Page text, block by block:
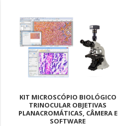
KIT MICROSCÓPIO BIOLÓGICO
TRINOCULAR OBJETIVAS
PLANACROMÁTICAS, CÂMERA E
SOFTWARE